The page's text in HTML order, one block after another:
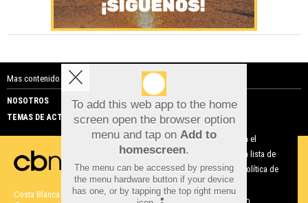
Mas contenido de Costa Blanca Noticias:
NOSOTROS
PUBLICIDAD
TEMAS DE ACTUALIDAD
Costa Blanca Noticias | Términos de uso| Protección de datos
To add this web app to the home
screen open the browser option
menu and tap on Add to
homescreen.
The menu can be accessed by pressing
the menu hardware button if your device
has one, or by tapping the top right menu
Aviso sobre el Uso de cookies:
Utilizamos cookies nuestras y de terceros para el
funcionamiento del digital. Puedes consultar la lista de
cookies y como desconectarlas. Ver nuestra Política de
Privacidad y Cookies